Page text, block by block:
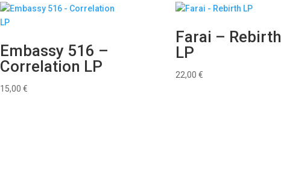
Embassy 516 –
Correlation LP
15,00 €
Farai – Rebirth
LP
22,00€